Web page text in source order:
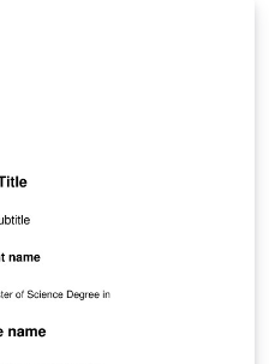
foi um projecto
de caridade
desta ultima
a escolhida foi o
nele existentes, o que
e tratamento de
nestes bancos. O